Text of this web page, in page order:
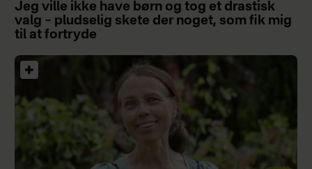
Jeg ville ikke have børn og tog et drastisk
valg – pludselig skete der noget, som fik mig
til at fortryde